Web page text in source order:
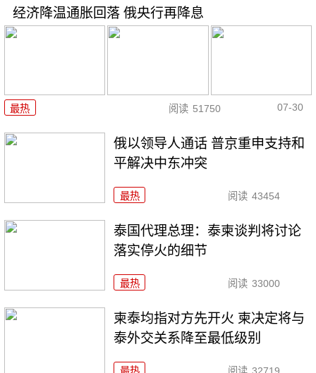
经济降温通胀回落 俄央行再降息
最热 阅读 51750 07-30
俄以领导人通话 普京重申支持和
平解决中东冲突
最热 阅读 43454
泰国代理总理：泰柬谈判将讨论
落实停火的细节
最热 阅读 33000
柬泰均指对方先开火 柬决定将与
泰外交关系降至最低级别
最热 阅读 32719